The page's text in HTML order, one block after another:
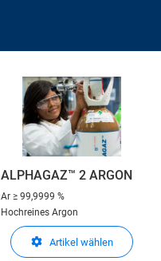
ALPHAGAZ™ 2 ARGON
Ar ≥ 99,9999 %
Hochreines Argon
Artikel wählen